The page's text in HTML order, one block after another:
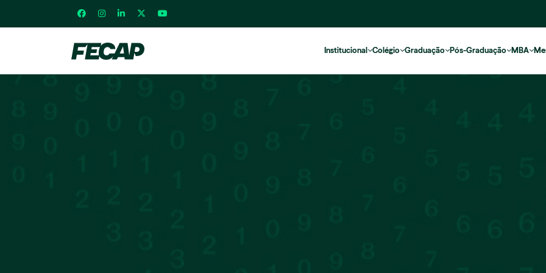
Institucional Colégio Graduação Pós-Graduação MBA